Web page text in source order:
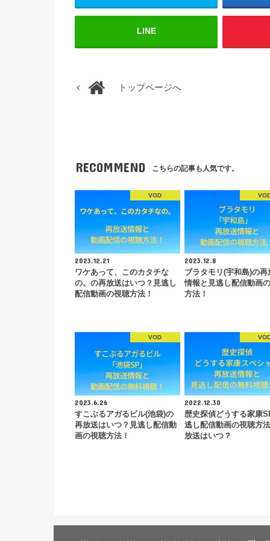
LINE
トップページへ
RECOMMEND こちらの記事も人気です。
VOD
2023.12.21
ワケあって、このカタチな
の。の再放送はいつ？見逃し
配信動画の視聴方法！
2023.12.8
ブラタモリ(宇和島)の再
情報と見逃し配信動画
方法！
VOD
2023.6.26
すこぶるアガるビル(池袋)の
再放送はいつ？見逃し配信動
画の視聴方法！
2022.12.30
歴史探偵どうする家康
逃し配信動画の視聴方
放送はいつ？